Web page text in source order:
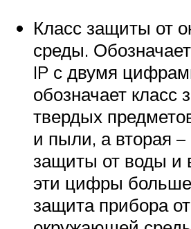
Класс защиты от
среды.
IP с двумя
обозначает класс
твердых
и пыли, а вторая –
защиты от воды и
эти цифры
защита прибора